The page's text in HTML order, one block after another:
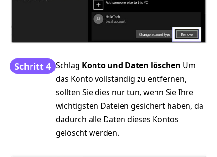
Schritt 4 Schlag Konto und Daten löschen Um
das Konto vollständig zu entfernen,
sollten Sie dies nur tun, wenn Sie Ihre
wichtigsten Dateien gesichert haben, da
dadurch alle Daten dieses Kontos
gelöscht werden.